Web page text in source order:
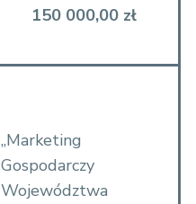
150 000,00 zł
„Marketing
Gospodarczy
Województwa